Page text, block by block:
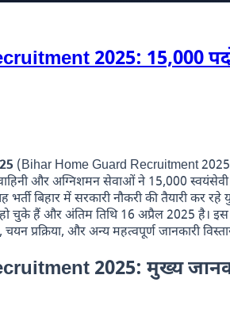
2025: 15,000
(Bihar Home Guard Recruitment
और अग्निशमन सेवाओं ने 15,000 स्वयंसेवी
बिहार में सरकारी नौकरी की तैयारी कर
चुके हैं और अंतिम तिथि 16 अप्रैल 2025 है।
चयन प्रक्रिया, और अन्य महत्वपूर्ण जानकारी
2025: मुख्य